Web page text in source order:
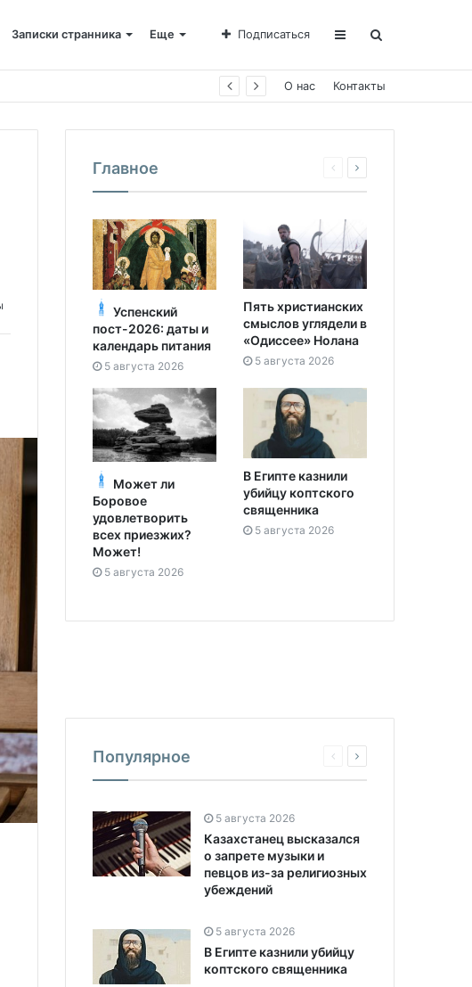
Записки странника Еще Подписаться
О нас Контакты
Главное
Успенский
пост-2026: даты и
календарь питания
5 августа 2026
Пять христианских
смыслов углядели в
«Одиссее» Нолана
5 августа 2026
Может ли
Боровое
удовлетворить
всех приезжих?
Может!
5 августа 2026
В Египте казнили
убийцу коптского
священника
5 августа 2026
Популярное
5 августа 2026
Казахстанец высказался
о запрете музыки и
певцов из-за религиозных
убеждений
5 августа 2026
В Египте казнили убийцу
коптского священника